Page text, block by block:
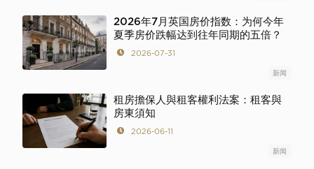
2026年7月英国房价指数：为何今年
夏季房价跌幅达到往年同期的五倍？
2026-07-31
新闻
租房擔保人與租客權利法案：租客與
房東須知
2026-06-11
新闻